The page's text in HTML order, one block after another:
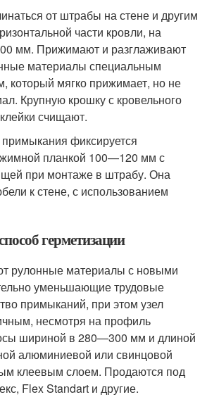
от штрабы на стене и другим
части кровли, на
мм. Прижимают и разглаживают
материалы специальным
который мягко прижимает, но не
Крупную крошку с кровельного
счищают.
фиксируется
планкой 100—120 мм с
при монтаже в штрабу. Она
к стене, с использованием
герметизации
рулонные материалы с новыми
уменьшающие трудовые
примыканий, при этом узел
несмотря на профиль
шириной в 280—300 мм и длиной
алюминиевой или свинцовой
клеевым слоем. Продаются под
Flex Standart и другие.